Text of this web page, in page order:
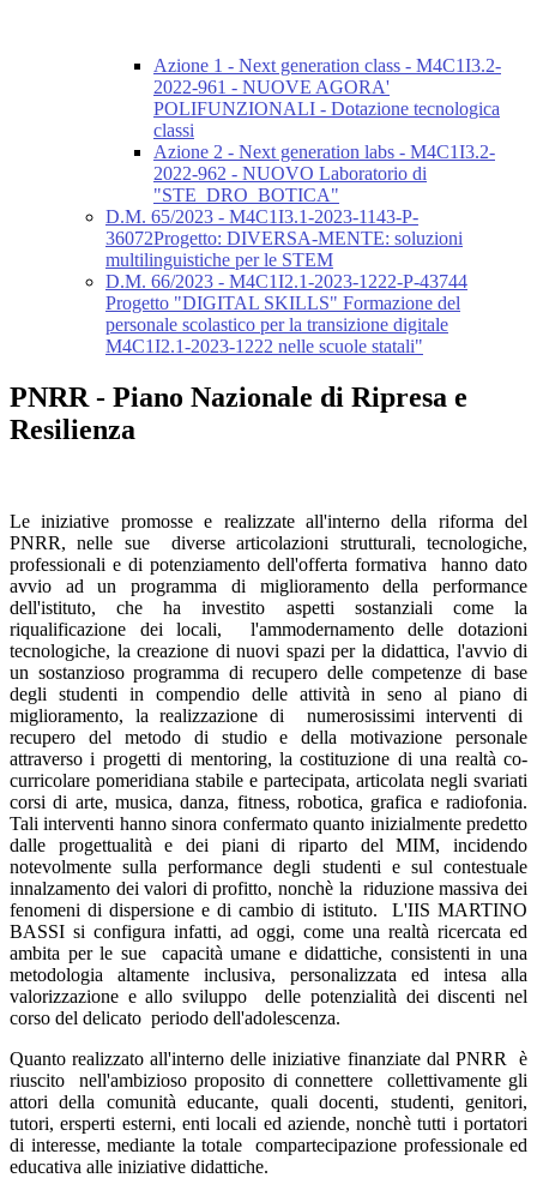
Azione 1 - Next generation class - M4C1I3.2-
2022-961 - NUOVE AGORA'
POLIFUNZIONALI - Dotazione tecnologica
classi
Azione 2 - Next generation labs - M4C1I3.2-
2022-962 - NUOVO Laboratorio di
"STE_DRO_BOTICA"
D.M. 65/2023 - M4C1I3.1-2023-1143-P-
36072Progetto: DIVERSA-MENTE: soluzioni
multilinguistiche per le STEM
D.M. 66/2023 - M4C1I2.1-2023-1222-P-43744
Progetto "DIGITAL SKILLS" Formazione del
personale scolastico per la transizione digitale
M4C1I2.1-2023-1222 nelle scuole statali"
PNRR - Piano Nazionale di Ripresa e
Resilienza
Le iniziative promosse e realizzate all'interno della riforma del
PNRR, nelle sue diverse articolazioni strutturali, tecnologiche,
professionali e di potenziamento dell'offerta formativa hanno dato
avvio ad un programma di miglioramento della performance
dell'istituto, che ha investito aspetti sostanziali come la
riqualificazione dei locali, l'ammodernamento delle dotazioni
tecnologiche, la creazione di nuovi spazi per la didattica, l'avvio di
un sostanzioso programma di recupero delle competenze di base
degli studenti in compendio delle attività in seno al piano di
miglioramento, la realizzazione di numerosissimi interventi di
recupero del metodo di studio e della motivazione personale
attraverso i progetti di mentoring, la costituzione di una realtà co-
curricolare pomeridiana stabile e partecipata, articolata negli svariati
corsi di arte, musica, danza, fitness, robotica, grafica e radiofonia.
Tali interventi hanno sinora confermato quanto inizialmente predetto
dalle progettualità e dei piani di riparto del MIM, incidendo
notevolmente sulla performance degli studenti e sul contestuale
innalzamento dei valori di profitto, nonchè la riduzione massiva dei
fenomeni di dispersione e di cambio di istituto. L'IIS MARTINO
BASSI si configura infatti, ad oggi, come una realtà ricercata ed
ambita per le sue capacità umane e didattiche, consistenti in una
metodologia altamente inclusiva, personalizzata ed intesa alla
valorizzazione e allo sviluppo delle potenzialità dei discenti nel
corso del delicato periodo dell'adolescenza.
Quanto realizzato all'interno delle iniziative finanziate dal PNRR è
riuscito nell'ambizioso proposito di connettere collettivamente gli
attori della comunità educante, quali docenti, studenti, genitori,
tutori, ersperti esterni, enti locali ed aziende, nonchè tutti i portatori
di interesse, mediante la totale compartecipazione professionale ed
educativa alle iniziative didattiche.